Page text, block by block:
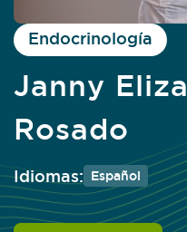
Endocrinología
Janny
Rosado
Idiomas: Español